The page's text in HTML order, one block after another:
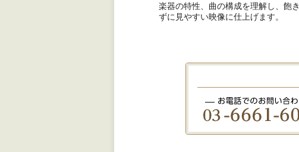
楽器の特性、曲の構成を理解し、飽き
ずに見やすい映像に仕上げます。